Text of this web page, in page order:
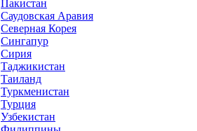
Пакистан
Саудовская Аравия
Северная Корея
Сингапур
Сирия
Таджикистан
Таиланд
Туркменистан
Турция
Узбекистан